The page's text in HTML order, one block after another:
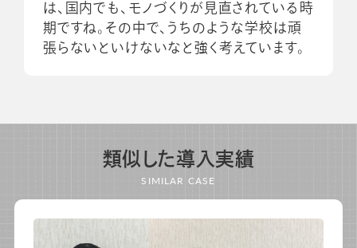
は、国内でも、モノづくりが見直されている時
期ですね。その中で、うちのような学校は頑
張らないといけないなと強く考えています。
類似した導入実績
SIMILAR CASE